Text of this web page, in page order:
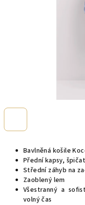
Bavlněná košile
Přední kapsy,
Střední záhyb na
Zaoblený lem
Všestranný a
volný čas